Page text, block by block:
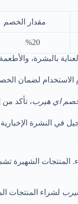
مقدار الخصم
بالبشرة،
اي هيرب، تأكد
في النشرة
المنتجات الشهيرة
لشراء المنتجات